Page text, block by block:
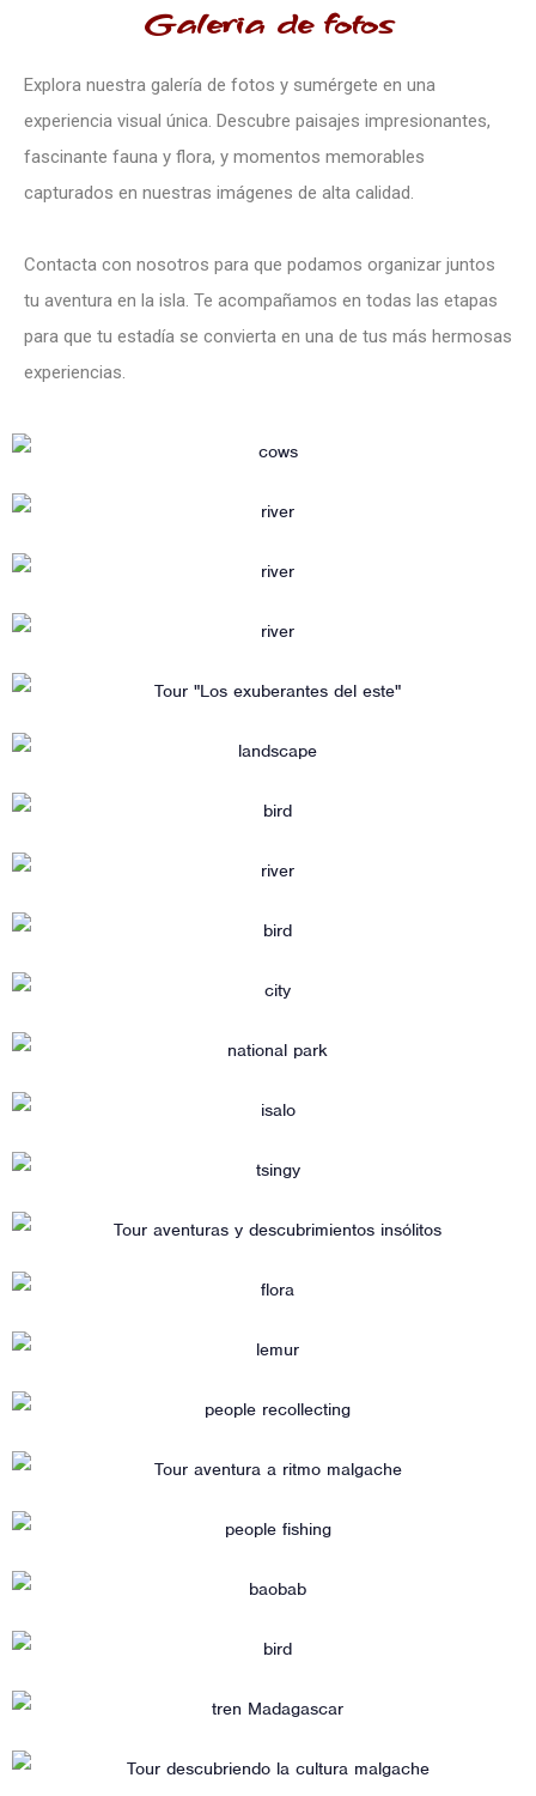
Galeria de fotos
Explora nuestra galería de fotos y sumérgete en una
experiencia visual única. Descubre paisajes impresionantes,
fascinante fauna y flora, y momentos memorables
capturados en nuestras imágenes de alta calidad.
Contacta con nosotros para que podamos organizar juntos
tu aventura en la isla. Te acompañamos en todas las etapas
para que tu estadía se convierta en una de tus más hermosas
experiencias.